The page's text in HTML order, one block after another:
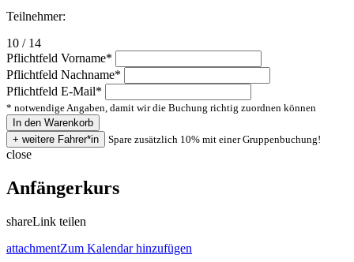
Teilnehmer:
10 / 14
Pflichtfeld Vorname*
Pflichtfeld Nachname*
Pflichtfeld E-Mail*
* notwendige Angaben, damit wir die Buchung richtig zuordnen können
Spare zusätzlich 10% mit einer Gruppenbuchung!
close
Anfängerkurs
shareLink teilen
attachmentZum Kalendar hinzufügen